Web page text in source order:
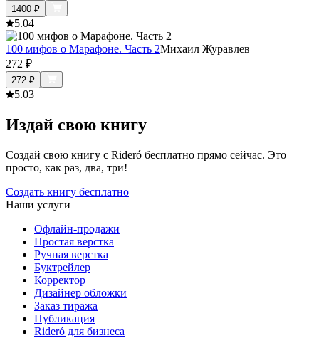
1400 ₽
5.04
100 мифов о Марафоне. Часть 2Михаил Журавлев
272 ₽
272 ₽
5.03
Издай свою книгу
Создай свою книгу с Rideró бесплатно прямо сейчас. Это
просто, как раз, два, три!
Создать книгу бесплатно
Наши услуги
Офлайн-продажи
Простая верстка
Ручная верстка
Буктрейлер
Корректор
Дизайнер обложки
Заказ тиража
Публикация
Rideró для бизнеса